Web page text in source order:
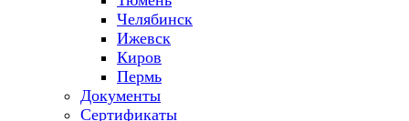
Челябинск
Ижевск
Киров
Пермь
Документы
Сертификаты